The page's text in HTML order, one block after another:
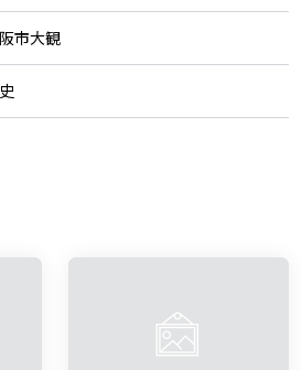
市大観